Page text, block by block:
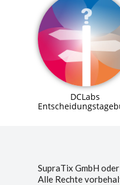
DCLabs
SupraTix GmbH
Alle Rechte